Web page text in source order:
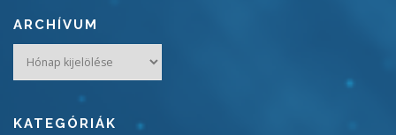
ARCHÍVUM
KATEGÓRIÁK